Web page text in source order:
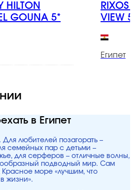
HILTON
GOUNA 5*
RIXOS
VIEW 5*
Египет
в Египет
любителей позагорать –
семейных пар с детьми –
для серферов – отличные волны,
подводный мир. Сам
море «лучшим, что
жизни».